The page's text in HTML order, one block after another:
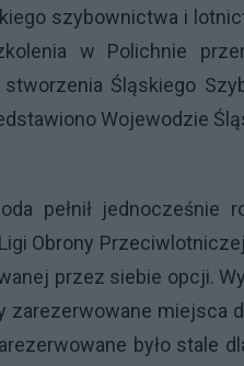
szybownictwa i
w Polichnie
Śląskiego
Wojewodzie
pełnił jednocześnie
Obrony
przez siebie opcji.
zarezerwowane miejsca
było stale